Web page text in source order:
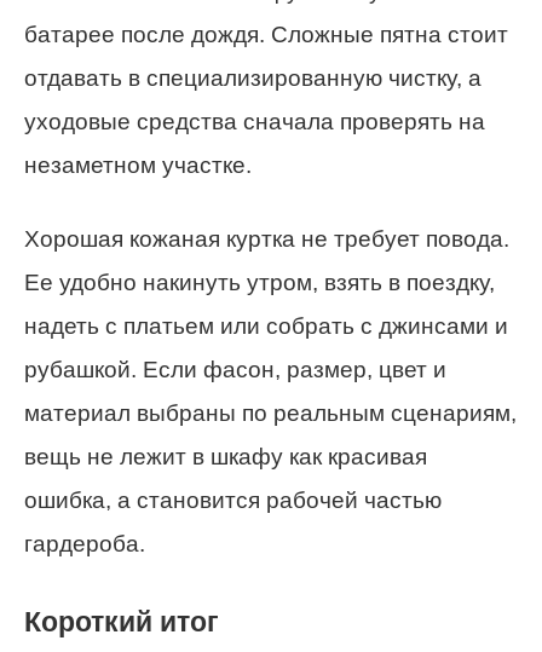
батарее после дождя. Сложные пятна стоит
отдавать в специализированную чистку, а
уходовые средства сначала проверять на
незаметном участке.
Хорошая кожаная куртка не требует повода.
Ее удобно накинуть утром, взять в поездку,
надеть с платьем или собрать с джинсами и
рубашкой. Если фасон, размер, цвет и
материал выбраны по реальным сценариям,
вещь не лежит в шкафу как красивая
ошибка, а становится рабочей частью
гардероба.
Короткий итог